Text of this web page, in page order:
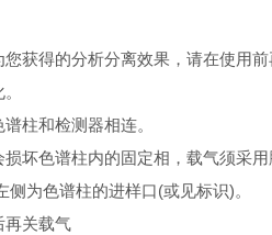
获得的分析分离效果，请在使用
柱和检测器相连。
坏色谱柱内的固定相，载气须采
为色谱柱的进样口(或见标识)。
再关载气